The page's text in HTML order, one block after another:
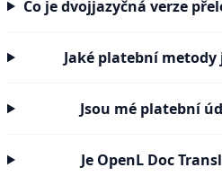
Co je dvojjazyčná verze
Jaké platební metody
Jsou mé platební
Je OpenL Doc